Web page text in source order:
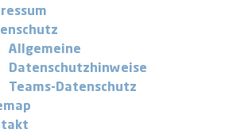
Allgemeine
Datenschutzhinweise
Teams-Datenschutz